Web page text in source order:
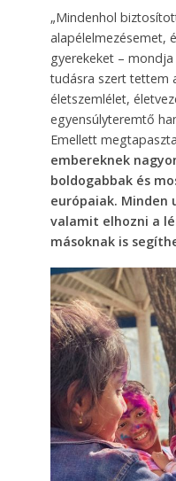
„Mindenhol
alapélelmezésemet,
gyerekeket –
tudásra szert tettem
életszemlélet,
egyensúlyteremtő
Emellett
embereknek
boldogabbak és
európaiak.
valamit elhozni a
másoknak is